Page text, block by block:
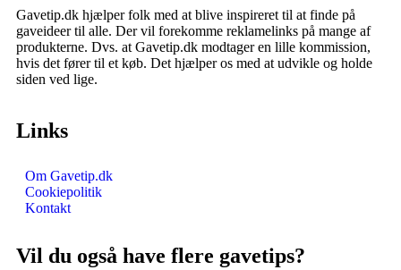
Gavetip.dk hjælper folk med at blive inspireret til at finde på
gaveideer til alle. Der vil forekomme reklamelinks på mange af
produkterne. Dvs. at Gavetip.dk modtager en lille kommission,
hvis det fører til et køb. Det hjælper os med at udvikle og holde
siden ved lige.
Links
Om Gavetip.dk
Cookiepolitik
Kontakt
Vil du også have flere gavetips?